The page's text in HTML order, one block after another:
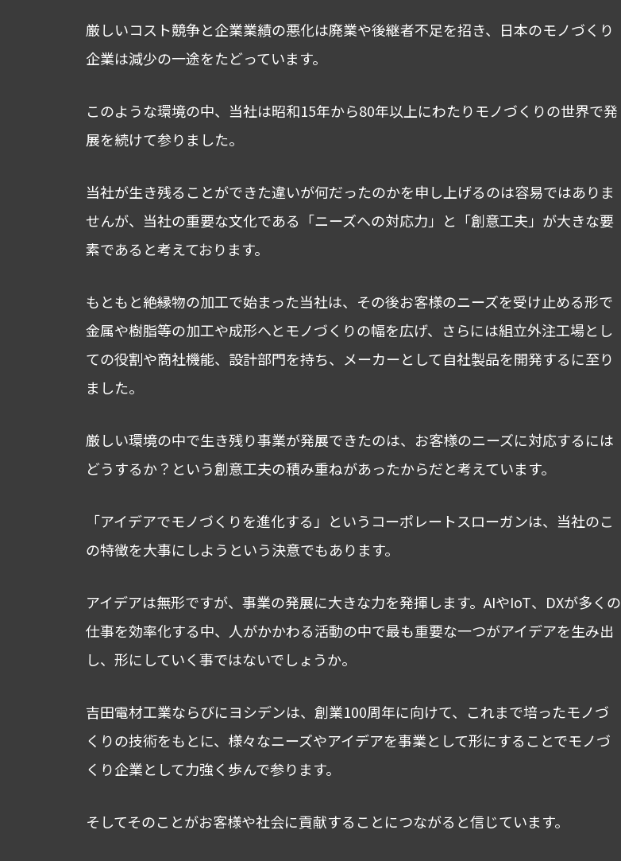
厳しいコスト競争と企業業績の悪化は廃業や後継者不足を招き、日本のモノづくり
企業は減少の一途をたどっています。
このような環境の中、当社は昭和15年から80年以上にわたりモノづくりの世界で発
展を続けて参りました。
当社が生き残ることができた違いが何だったのかを申し上げるのは容易ではありま
せんが、当社の重要な文化である「ニーズへの対応力」と「創意工夫」が大きな要
素であると考えております。
もともと絶縁物の加工で始まった当社は、その後お客様のニーズを受け止める形で
金属や樹脂等の加工や成形へとモノづくりの幅を広げ、さらには組立外注工場とし
ての役割や商社機能、設計部門を持ち、メーカーとして自社製品を開発するに至り
ました。
厳しい環境の中で生き残り事業が発展できたのは、お客様のニーズに対応するには
どうするか？という創意工夫の積み重ねがあったからだと考えています。
「アイデアでモノづくりを進化する」というコーポレートスローガンは、当社のこ
の特徴を大事にしようという決意でもあります。
アイデアは無形ですが、事業の発展に大きな力を発揮します。AIやIoT、DXが多くの
仕事を効率化する中、人がかかわる活動の中で最も重要な一つがアイデアを生み出
し、形にしていく事ではないでしょうか。
吉田電材工業ならびにヨシデンは、創業100周年に向けて、これまで培ったモノづ
くりの技術をもとに、様々なニーズやアイデアを事業として形にすることでモノづ
くり企業として力強く歩んで参ります。
そしてそのことがお客様や社会に貢献することにつながると信じています。